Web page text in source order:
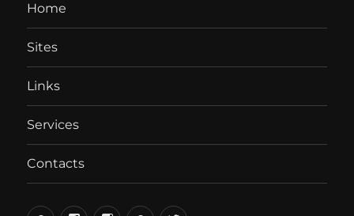
Home
Sites
Links
Services
Contacts